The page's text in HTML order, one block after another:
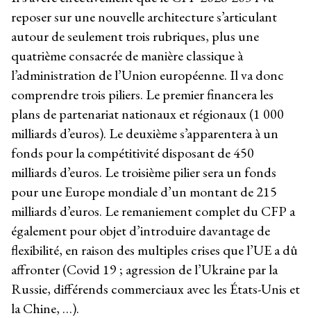
reposer sur une nouvelle architecture s’articulant
autour de seulement trois rubriques, plus une
quatrième consacrée de manière classique à
l’administration de l’Union européenne. Il va donc
comprendre trois piliers. Le premier financera les
plans de partenariat nationaux et régionaux (1 000
milliards d’euros). Le deuxième s’apparentera à un
fonds pour la compétitivité disposant de 450
milliards d’euros. Le troisième pilier sera un fonds
pour une Europe mondiale d’un montant de 215
milliards d’euros. Le remaniement complet du CFP a
également pour objet d’introduire davantage de
flexibilité, en raison des multiples crises que l’UE a dû
affronter (Covid 19 ; agression de l’Ukraine par la
Russie, différends commerciaux avec les États-Unis et
la Chine, …).